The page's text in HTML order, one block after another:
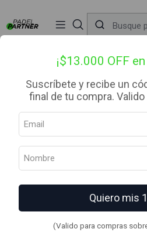
¡$13.000 OFF
Suscríbete y recibe un
final de tu compra.
Quiero mis
(Valido para compras
📦 Envío Gratis desde $99.990 — Entrega
antes de las 12:00 hrs (día hábil) y recibe hoy